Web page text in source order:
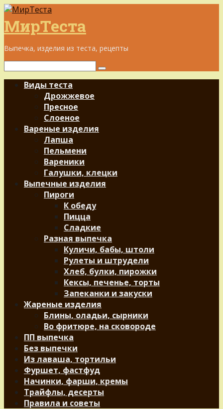
Перейти
к
контенту
МирТеста
Выпечка, изделия из теста, рецепты
Поиск:
Виды теста
Дрожжевое
Пресное
Слоеное
Вареные изделия
Лапша
Пельмени
Вареники
Галушки, клецки
Выпечные изделия
Пироги
К обеду
Пицца
Сладкие
Разная выпечка
Куличи, бабы, штоли
Рулеты и штрудели
Хлеб, булки, пирожки
Кексы, печенье, торты
Запеканки и закуски
Жареные изделия
Блины, оладьи, сырники
Во фритюре, на сковороде
ПП выпечка
Без выпечки
Из лаваша, тортильи
Фуршет, фастфуд
Начинки, фарши, кремы
Трайфлы, десерты
Правила и советы